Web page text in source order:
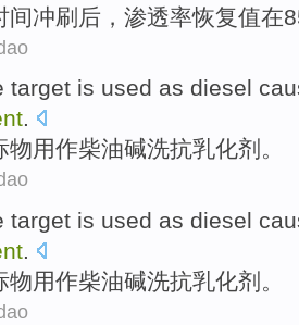
间冲刷后 ， 渗透率恢复值在
target is used as diesel
.
物用作柴油碱洗抗乳化剂。
target is used as diesel
.
物用作柴油碱洗抗乳化剂。